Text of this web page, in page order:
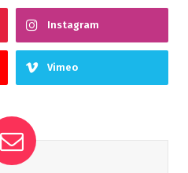
Instagram
Vimeo